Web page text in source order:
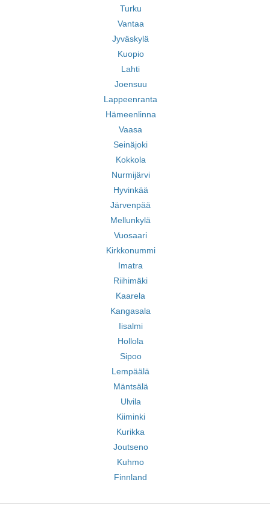
Turku
Vantaa
Jyväskylä
Kuopio
Lahti
Joensuu
Lappeenranta
Hämeenlinna
Vaasa
Seinäjoki
Kokkola
Nurmijärvi
Hyvinkää
Järvenpää
Mellunkylä
Vuosaari
Kirkkonummi
Imatra
Riihimäki
Kaarela
Kangasala
Iisalmi
Hollola
Sipoo
Lempäälä
Mäntsälä
Ulvila
Kiiminki
Kurikka
Joutseno
Kuhmo
Finnland